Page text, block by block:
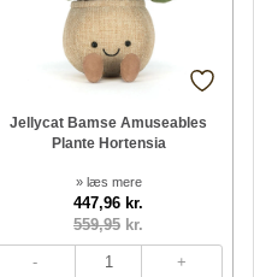
Jellycat Bamse Amuseables
Plante Hortensia
» læs mere
447,96 kr.
559,95 kr.